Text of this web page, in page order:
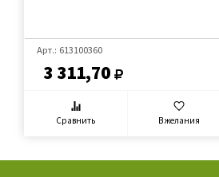
Арт.: 613100360
3 311,70
Сравнить В желания